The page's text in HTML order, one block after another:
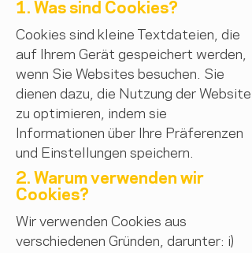
1. Was sind Cookies?
Cookies sind kleine Textdateien, die
auf Ihrem Gerät gespeichert werden,
wenn Sie Websites besuchen. Sie
dienen dazu, die Nutzung der Website
zu optimieren, indem sie
Informationen über Ihre Präferenzen
und Einstellungen speichern.
2. Warum verwenden wir
Cookies?
Wir verwenden Cookies aus
verschiedenen Gründen, darunter: i)